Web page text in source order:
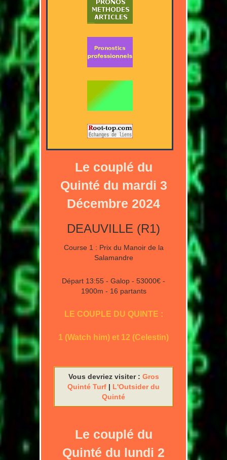
Le couplé du
Quinté du mardi 3
Décembre 2024
DEAUVILLE (R1)
Course 1 : Prix du Manoir de la
Salamandre
Départ 13:55 - Galop - 53000€ -
1900m - 16 partants
LE COUPLE DU QUINTE :
1 (Watch him) et 12 (Celestin)
Vous devriez visiter : Gros
Quinté Turf | L'Outsider du
Quinté
Le couplé du
Quinté du lundi 2